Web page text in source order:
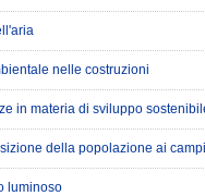
nelle costruzioni
in materia di sviluppo
della popolazione ai
luminoso